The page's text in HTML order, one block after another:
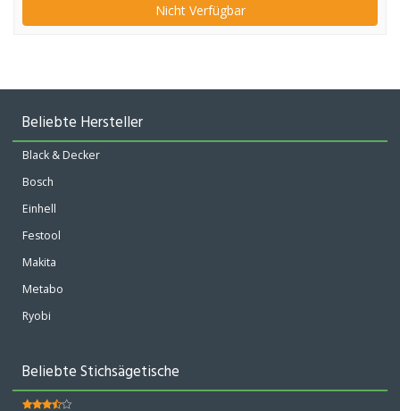
Nicht Verfügbar
Beliebte Hersteller
Black & Decker
Bosch
Einhell
Festool
Makita
Metabo
Ryobi
Beliebte Stichsägetische